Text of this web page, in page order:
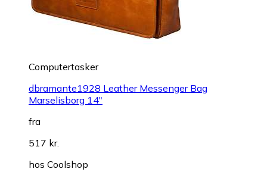
Computertasker
dbramante1928 Leather Messenger Bag
Marselisborg 14"
fra
517 kr.
hos Coolshop